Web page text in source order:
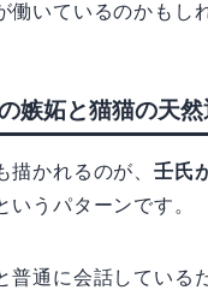
働いているのかもし
嫉妬と猫猫の天然
描かれるのが、 壬氏
いうパターンです。
普通に会話している